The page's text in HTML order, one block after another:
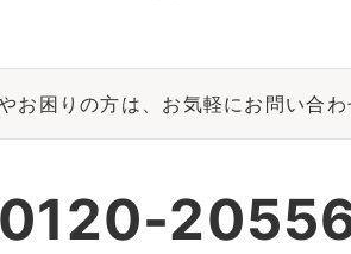
お困りの方は、お気軽にお問い合わ
0120-